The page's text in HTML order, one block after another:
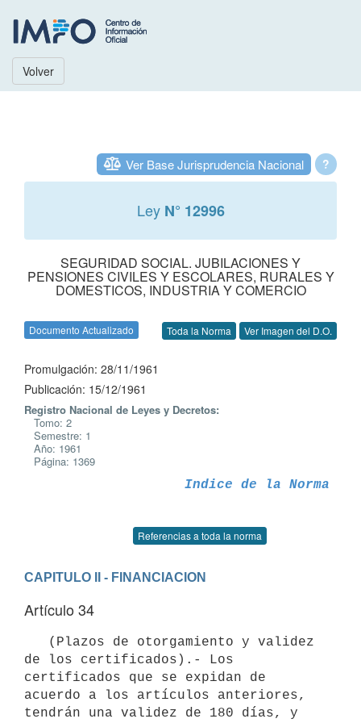
Volver
?
Ver Base Jurisprudencia Nacional
Ley N° 12996
SEGURIDAD SOCIAL. JUBILACIONES Y
PENSIONES CIVILES Y ESCOLARES, RURALES Y
DOMESTICOS, INDUSTRIA Y COMERCIO
Documento Actualizado Toda la Norma Ver Imagen del D.O.
Promulgación: 28/11/1961
Publicación: 15/12/1961
Registro Nacional de Leyes y Decretos:
Tomo: 2
Semestre: 1
Año: 1961
Página: 1369
Indice de la Norma
Referencias a toda la norma
CAPITULO II - FINANCIACION
Artículo 34
de los certificados).- Los
certificados que se expidan de
acuerdo a los artículos anteriores,
tendrán una validez de 180 días, y